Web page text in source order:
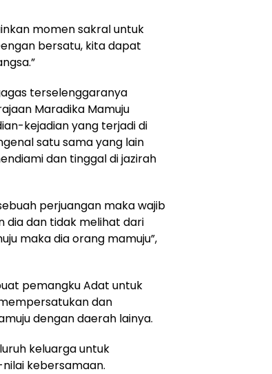
momen sakral untuk
bersatu, kita dapat
terselenggaranya
Maradika Mamuju
kejadian yang terjadi di
satu sama yang lain
dan tinggal di jazirah
perjuangan maka wajib
dia dan tidak melihat dari
maka dia orang mamuju”,
pemangku Adat untuk
dan
dengan daerah lainya.
keluarga untuk
kebersamaan.